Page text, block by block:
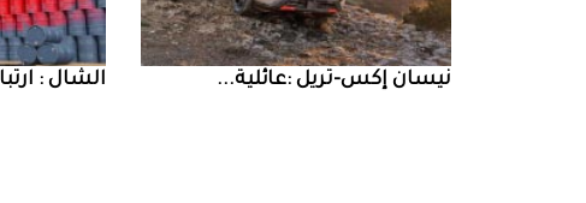
نيسان‭ ‬إكس‭-‬تريل‭: ‬عائلية‭ ... ‮‬الشال‮ ‬‭: ‬ارتباط‭ ...